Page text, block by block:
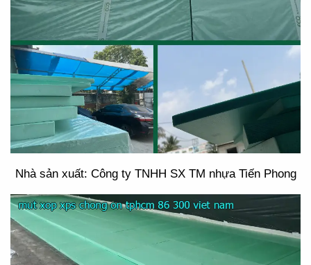
Nhà sản xuất: Công ty TNHH SX TM nhựa Tiến Phong